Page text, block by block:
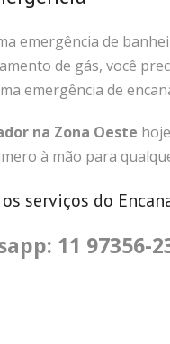
emergência de
de gás, você
emergência de
na Zona Oeste
à mão para
serviços do
11 97356-